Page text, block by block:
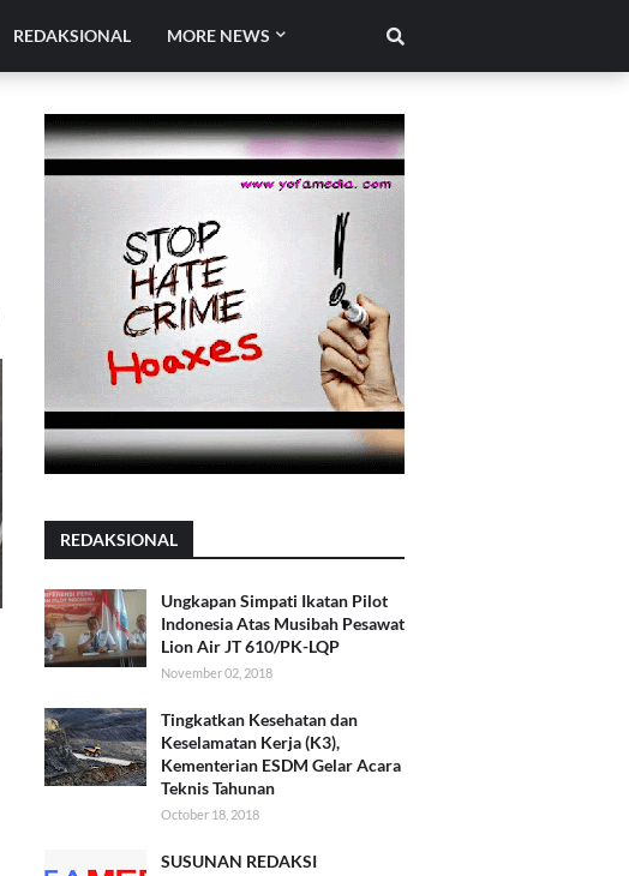
REDAKSIONAL MORE NEWS
REDAKSIONAL
Ungkapan Simpati Ikatan Pilot
Indonesia Atas Musibah Pesawat
Lion Air JT 610/PK-LQP
November 02, 2018
Tingkatkan Kesehatan dan
Keselamatan Kerja (K3),
Kementerian ESDM Gelar Acara
Teknis Tahunan
October 18, 2018
SUSUNAN REDAKSI